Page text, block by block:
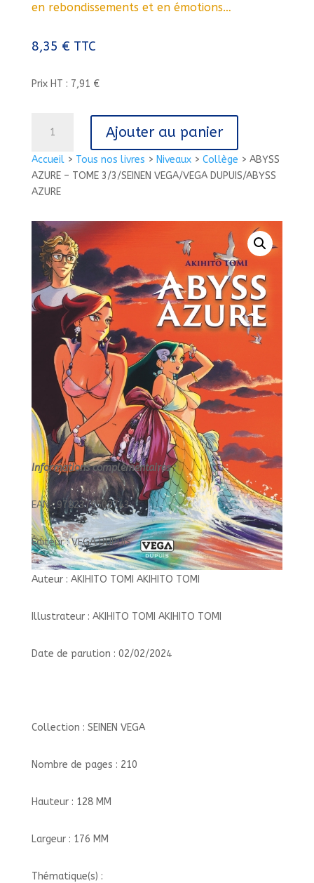
Accueil> Tous nos livres > Niveaux> Collège > ABYSS
AZURE – TOME 3/3/SEINEN VEGA/VEGA DUPUIS/ABYSS
AZURE
en rebondissements et en émotions…
8,35 € TTC
Prix HT : 7,91 €
ABYSS
AZURE
-
VEGA/VEGA
DUPUIS/ABYSS
AZURE
Ajouter au panier
Informations complémentaires :
EAN : 9782379502743
Éditeur : VEGA DUPUIS
Auteur : AKIHITO TOMI AKIHITO TOMI
Illustrateur : AKIHITO TOMI AKIHITO TOMI
Date de parution : 02/02/2024
Collection : SEINEN VEGA
Nombre de pages : 210
Hauteur : 128 MM
Largeur : 176 MM
Thématique(s) :